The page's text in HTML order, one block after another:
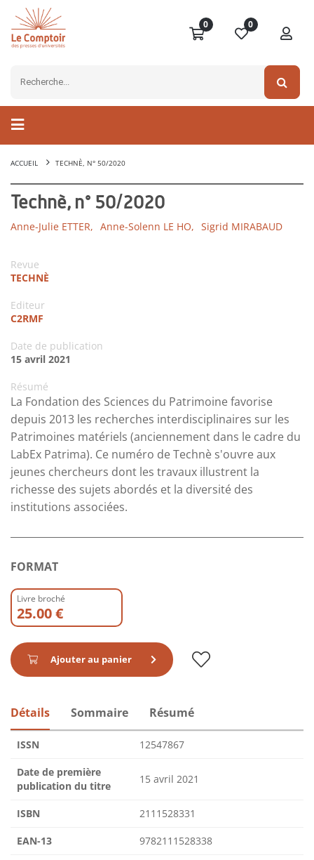
0 0
ACCUEIL TECHNÈ, N° 50/2020
Technè, n° 50/2020
Anne-Julie ETTER, Anne-Solenn LE HO, Sigrid MIRABAUD
Revue
TECHNÈ
Editeur
C2RMF
Date de publication
15 avril 2021
Résumé
La Fondation des Sciences du Patrimoine favorise
depuis 2013 les recherches interdisciplinaires sur les
Patrimoines matériels (anciennement dans le cadre du
LabEx Patrima). Ce numéro de Technè s'ouvre aux
jeunes chercheurs dont les travaux illustrent la
richesse des sujets abordés et la diversité des
institutions associées.
FORMAT
Livre broché
25.00 €
Ajouter au panier
Détails Sommaire Résumé
ISSN 12547867
Date de première
publication du titre
15 avril 2021
ISBN 2111528331
EAN-13 9782111528338